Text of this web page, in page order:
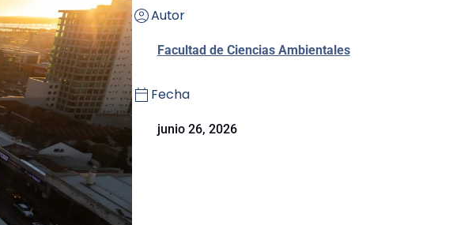
Autor
Facultad de Ciencias Ambientales
Fecha
junio 26, 2026